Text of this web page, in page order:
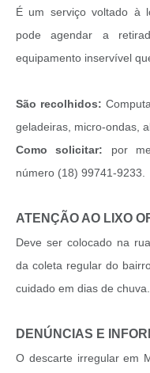
É um serviço voltado à
pode agendar a
equipamento inservível
São recolhidos:
geladeiras, micro-ondas,
Como solicitar: por
número (18) 99741-9233.
ATENÇÃO AO LIXO
Deve ser colocado na
da coleta regular do
cuidado em dias de chuva.
DENÚNCIAS E
O descarte irregular em